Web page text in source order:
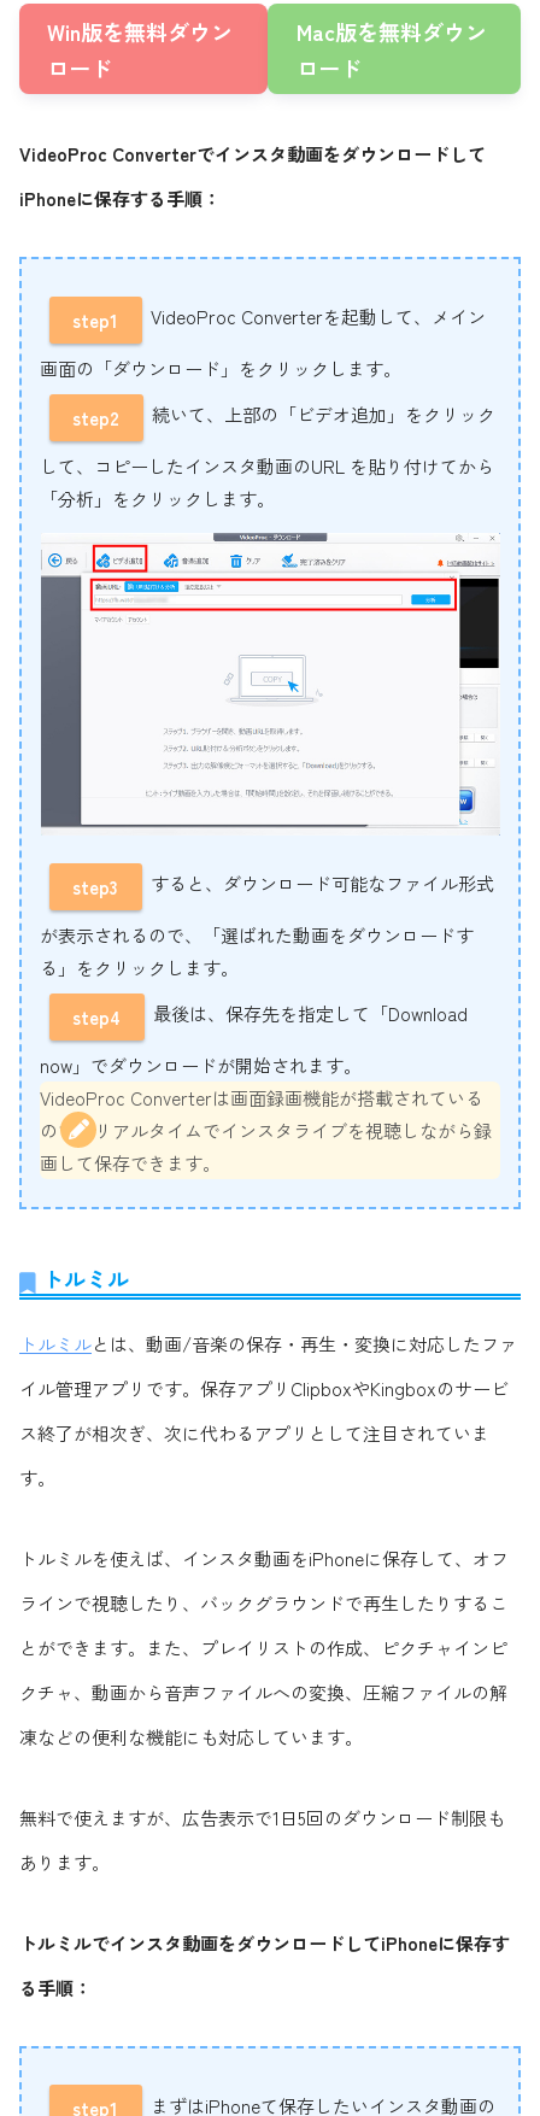
Win版を無料ダウン
ロード
Mac版を無料ダウン
ロード
VideoProc Converterでインスタ動画をダウンロードして
iPhoneに保存する手順：
step1 VideoProc Converterを起動して、メイン
画面の「ダウンロード」をクリックします。
step2
続いて、上部の「ビデオ追加」をクリック
して、コピーしたインスタ動画のURL を貼り付けてから
「分析」をクリックします。
step3 すると、ダウンロード可能なファイル形式
が表示されるので、「選ばれた動画をダウンロードす
る」をクリックします。
step4
最後は、保存先を指定して「Download
now」でダウンロードが開始されます。
VideoProc Converterは画面録画機能が搭載されている
ので、リアルタイムでインスタライブを視聴しながら録
画して保存できます。
トルミル
トルミ ルとは、動画/音楽の保存・再生・変換に対応したファ
イル管理アプリです。保存アプリClipboxやKingboxのサービ
ス終了が相次ぎ、次に代わるアプリとして注目されていま
す。
トルミルを使えば、インスタ動画をiPhoneに保存して、オフ
ラインで視聴したり、バックグラウンドで再生したりするこ
とができます。また、プレイリストの作成、ピクチャインピ
クチャ、動画から音声ファイルへの変換、圧縮ファイルの解
凍などの便利な機能にも対応しています。
無料で使えますが、広告表示で1日5回のダウンロード制限も
あります。
トルミルでインスタ動画をダウンロードしてiPhoneに保存す
る手順：
step1 まずはiPhoneて保存したいインスタ動画の